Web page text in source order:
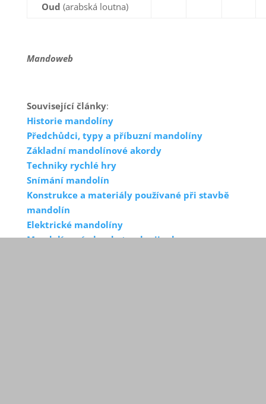
Oud (arabská loutna)
Mandoweb
Související články:
Historie mandolíny
Předchůdci, typy a příbuzní mandolíny
Základní mandolínové akordy
Techniky rychlé hry
Snímání mandolín
Konstrukce a materiály používané při stavbě
mandolín
Elektrické mandolíny
Mandolínové akordy trochu jinak